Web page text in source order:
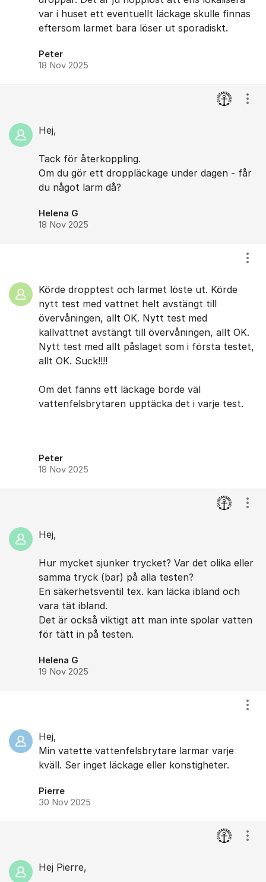
var i huset ett eventuellt läckage skulle finnas
eftersom larmet bara löser ut sporadiskt.
Peter
18 Nov 2025
Hej,
Tack för återkoppling.
Om du gör ett droppläckage under dagen - får
du något larm då?
Helena G
18 Nov 2025
Körde dropptest och larmet löste ut. Körde
nytt test med vattnet helt avstängt till
övervåningen, allt OK. Nytt test med
kallvattnet avstängt till övervåningen, allt OK.
Nytt test med allt påslaget som i första testet,
allt OK. Suck!!!!
​Om det fanns ett läckage borde väl
vattenfelsbrytaren upptäcka det i ​varje test.
Peter
18 Nov 2025
Hej,
Hur mycket sjunker trycket? Var det olika eller
samma tryck (bar) på alla testen?
En säkerhetsventil tex. kan läcka ibland och
vara tät ibland.
Det är också viktigt att man inte spolar vatten
för tätt in på testen.
Helena G
19 Nov 2025
Hej,
Min vatette vattenfelsbrytare larmar varje
kväll. Ser inget läckage eller konstigheter.
Pierre
30 Nov 2025
Hej Pierre,